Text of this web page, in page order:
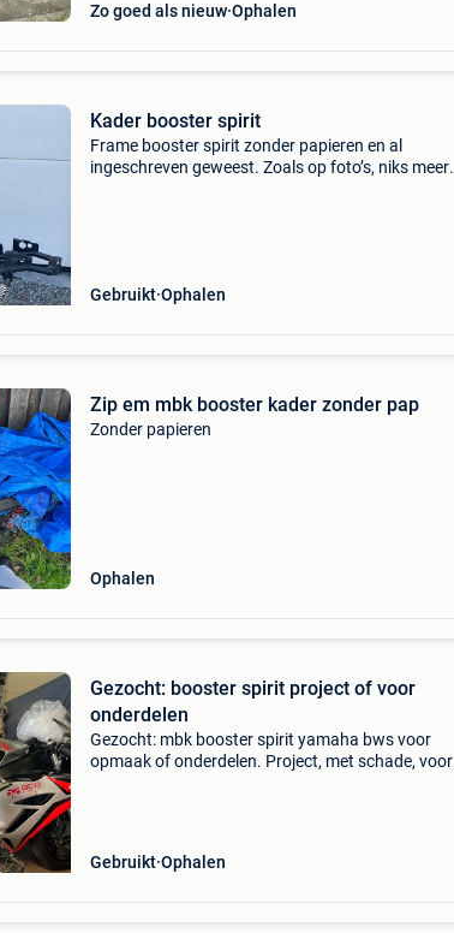
Zo goed als nieuw Ophalen
Kader booster spirit
Frame booster spirit zonder papieren en al
ingeschreven geweest. Zoals op foto’s, niks meer
Gebruikt Ophalen
Zip em mbk booster kader zonder pap
Zonder papieren
Ophalen
Gezocht: booster spirit project of voor
onderdelen
Gezocht: mbk booster spirit yamaha bws voor
opmaak of onderdelen. Project, met schade, voor
Gebruikt Ophalen